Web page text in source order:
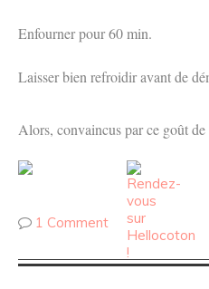
Enfourner pour 60 min.
Laisser bien refroidir avant de
Alors, convaincus par ce goût de
1 Comment